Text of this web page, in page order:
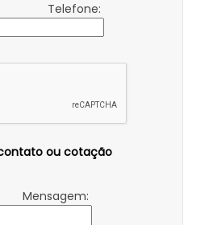
Telefone:
ou cotação
Mensagem: